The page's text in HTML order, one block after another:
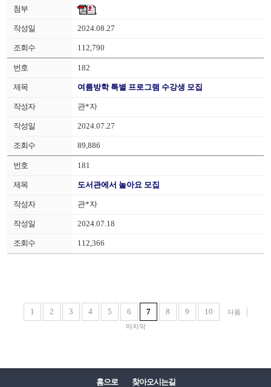
2024.08.27
112,790
182
여름방학 특별 프로그램 수강생 모집
관*자
2024.07.27
89,886
181
도서관에서 놀아요 모집
관*자
2024.07.18
112,366
1 2 3 4 5 6 7 8 9 10
다음
마지막
홈으로 찾아오시는길